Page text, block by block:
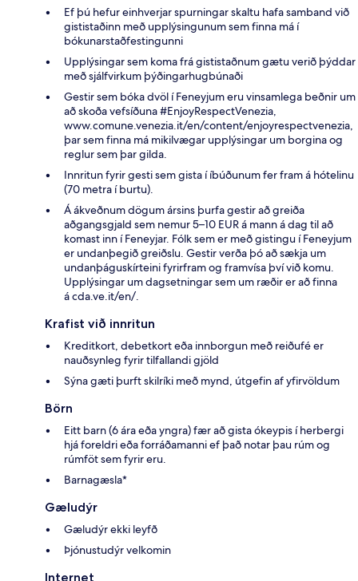
Ef þú hefur einhverjar spurningar skaltu hafa samband við
gististaðinn með upplýsingunum sem finna má í
bókunarstaðfestingunni
Upplýsingar sem koma frá gististaðnum gætu verið þýddar
með sjálfvirkum þýðingarhugbúnaði
Gestir sem bóka dvöl í Feneyjum eru vinsamlega beðnir um
að skoða vefsíðuna #EnjoyRespectVenezia,
www.comune.venezia.it/en/content/enjoyrespectvenezia,
þar sem finna má mikilvægar upplýsingar um borgina og
reglur sem þar gilda.
Innritun fyrir gesti sem gista í íbúðunum fer fram á hótelinu
(70 metra í burtu).
Á ákveðnum dögum ársins þurfa gestir að greiða
aðgangsgjald sem nemur 5–10 EUR á mann á dag til að
komast inn í Feneyjar. Fólk sem er með gistingu í Feneyjum
er undanþegið greiðslu. Gestir verða þó að sækja um
undanþáguskírteini fyrirfram og framvísa því við komu.
Upplýsingar um dagsetningar sem um ræðir er að finna
á cda.ve.it/en/.
Krafist við innritun
Kreditkort, debetkort eða innborgun með reiðufé er
nauðsynleg fyrir tilfallandi gjöld
Sýna gæti þurft skilríki með mynd, útgefin af yfirvöldum
Börn
Eitt barn (6 ára eða yngra) fær að gista ókeypis í herbergi
hjá foreldri eða forráðamanni ef það notar þau rúm og
rúmföt sem fyrir eru.
Barnagæsla*
Gæludýr
Gæludýr ekki leyfð
Þjónustudýr velkomin
Internet